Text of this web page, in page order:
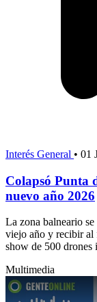
Interés General • 01
Colapsó Punta
nuevo año 2026
La zona balneario
viejo año y recibir al
show de 500 drones
Multimedia